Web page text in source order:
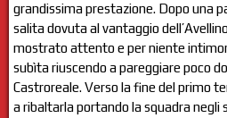
grandissima prestazione. Dopo una
salita dovuta al vantaggio
mostrato attento e per niente
subìta riuscendo a pareggiare poco
Castroreale. Verso la fine del primo
a ribaltarla portando la squadra negli